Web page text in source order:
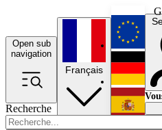
Open sub
navigation
Recherche
Français